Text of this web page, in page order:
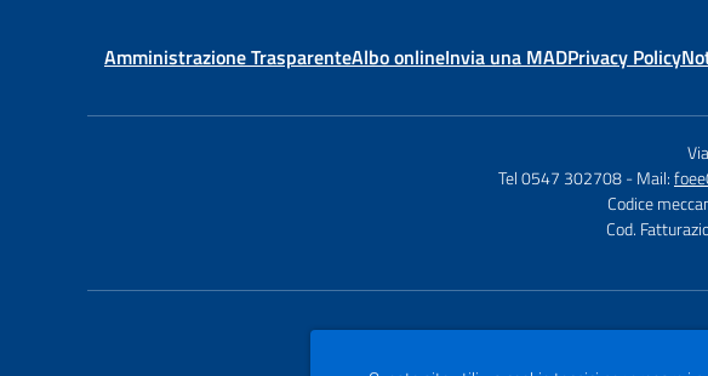
Amministrazione TrasparenteAlbo onlineInvia una MADPrivacy Policy
Tel 0547 302708- Mail:
Codice
Cod.